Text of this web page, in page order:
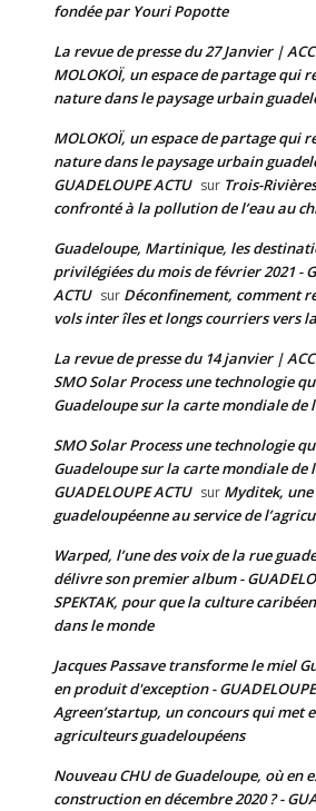
fondée par Youri Popotte
La revue de presse du 27 Janvier |
MOLOKOÏ, un espace de partage qui
nature dans le paysage urbain
MOLOKOÏ, un espace de partage qui
nature dans le paysage urbain
GUADELOUPE ACTU sur Trois-
confronté à la pollution de l’eau au
Guadeloupe, Martinique, les
privilégiées du mois de février 2021 -
ACTU sur Déconfinement, comment
vols inter îles et longs courriers vers
La revue de presse du 14 janvier |
SMO Solar Process une technologie
Guadeloupe sur la carte mondiale de
SMO Solar Process une technologie
Guadeloupe sur la carte mondiale de
GUADELOUPE ACTU sur Myditek,
guadeloupéenne au service de
Warped, l’une des voix de la rue
délivre son premier album -
SPEKTAK, pour que la culture
dans le monde
Jacques Passave transforme le miel
en produit d'exception -
Agreen’startup, un concours qui met
agriculteurs guadeloupéens
Nouveau CHU de Guadeloupe, où en
construction en décembre 2020 ? -